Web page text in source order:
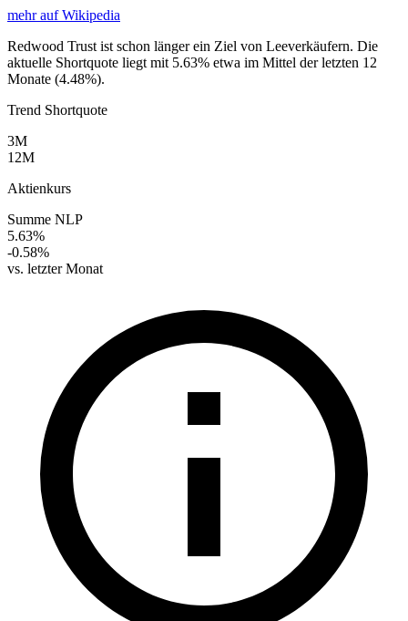
mehr auf Wikipedia
Redwood Trust ist schon länger ein Ziel von Leeverkäufern. Die
aktuelle Shortquote liegt mit 5.63% etwa im Mittel der letzten 12
Monate (4.48%).
Trend Shortquote
3M
12M
Aktienkurs
Summe NLP
5.63%
-0.58%
vs. letzter Monat